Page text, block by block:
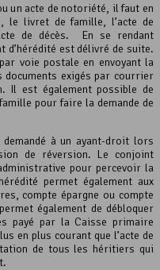
un acte de notoriété, il faut en
le livret de famille, l’acte de
de décès. En se rendant
d’hérédité est délivré de suite.
voie postale en envoyant la
documents exigés par courrier
Il est également possible de
pour faire la demande de
à un ayant-droit lors
de réversion. Le conjoint
pour percevoir la
permet également aux
compte épargne ou compte
également de débloquer
payé par la Caisse primaire
en plus courant que l’acte de
de tous les héritiers qui